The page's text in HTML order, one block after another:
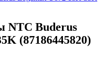
NTC Buderus
(87186445820)